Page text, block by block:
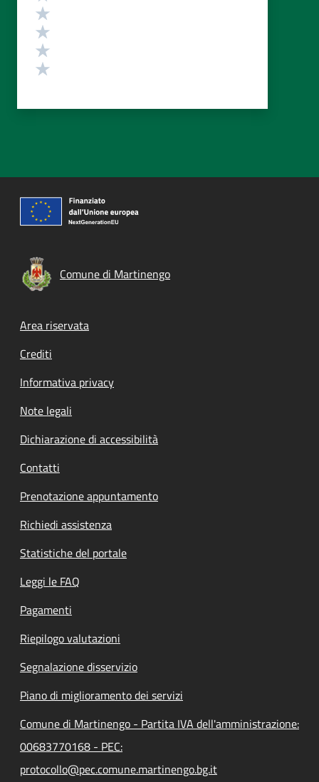
Comune di Martinengo
Footer menu
Area riservata
Crediti
Informativa privacy
Note legali
Dichiarazione di accessibilità
Contatti
Prenotazione appuntamento
Richiedi assistenza
Statistiche del portale
Leggi le FAQ
Pagamenti
Riepilogo valutazioni
Segnalazione disservizio
Piano di miglioramento dei servizi
Comune di Martinengo - Partita IVA dell'amministrazione:
00683770168 - PEC:
protocollo@pec.comune.martinengo.bg.it